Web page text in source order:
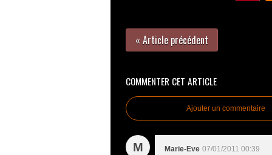
« Article précédent
COMMENTER CET ARTICLE
Ajouter un commentaire
M Marie-Eve 07/01/2011 00:39